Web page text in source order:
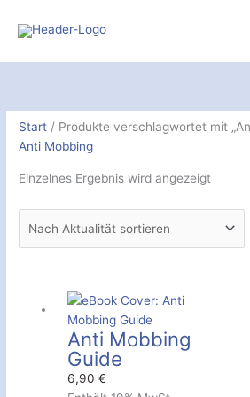
Inhalt
Start / Produkte verschlagwortet mit
Anti Mobbing
Einzelnes Ergebnis wird angezeigt
Anti Mobbing
Guide
6,90 €